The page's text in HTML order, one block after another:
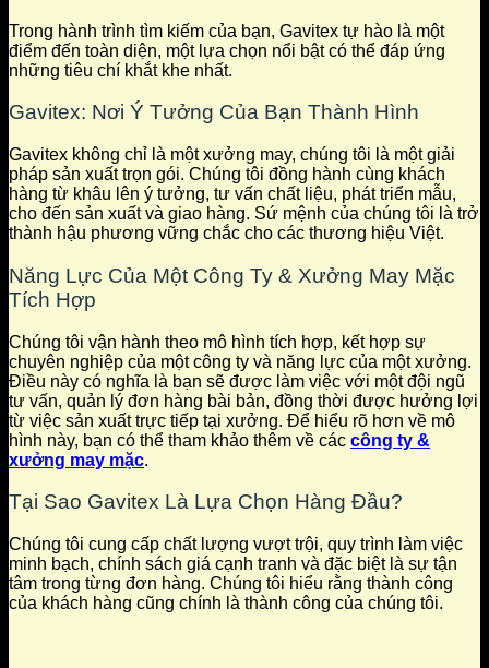
Trong hành trình tìm kiếm của bạn, Gavitex tự hào là một
điểm đến toàn diện, một lựa chọn nổi bật có thể đáp ứng
những tiêu chí khắt khe nhất.
Gavitex: Nơi Ý Tưởng Của Bạn Thành Hình
Gavitex không chỉ là một xưởng may, chúng tôi là một giải
pháp sản xuất trọn gói. Chúng tôi đồng hành cùng khách
hàng từ khâu lên ý tưởng, tư vấn chất liệu, phát triển mẫu,
cho đến sản xuất và giao hàng. Sứ mệnh của chúng tôi là trở
thành hậu phương vững chắc cho các thương hiệu Việt.
Năng Lực Của Một Công Ty & Xưởng May Mặc
Tích Hợp
Chúng tôi vận hành theo mô hình tích hợp, kết hợp sự
chuyên nghiệp của một công ty và năng lực của một xưởng.
Điều này có nghĩa là bạn sẽ được làm việc với một đội ngũ
tư vấn, quản lý đơn hàng bài bản, đồng thời được hưởng lợi
từ việc sản xuất trực tiếp tại xưởng. Để hiểu rõ hơn về mô
hình này, bạn có thể tham khảo thêm về các công ty &
xưởng may mặc.
Tại Sao Gavitex Là Lựa Chọn Hàng Đầu?
Chúng tôi cung cấp chất lượng vượt trội, quy trình làm việc
minh bạch, chính sách giá cạnh tranh và đặc biệt là sự tận
tâm trong từng đơn hàng. Chúng tôi hiểu rằng thành công
của khách hàng cũng chính là thành công của chúng tôi.